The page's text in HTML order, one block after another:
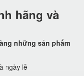
hãng và
những sản phẩm
ngày lễ